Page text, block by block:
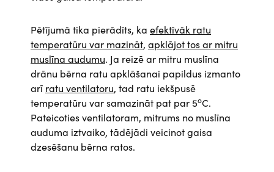
Pētījumā tika pierādīts, ka efektīvāk ratu
temperatūru var mazināt, apklājot tos ar mitru
muslīna audumu. Ja reizē ar mitru muslīna
drānu bērna ratu apklāšanai papildus izmanto
arī ratu ventilatoru, tad ratu iekšpusē
temperatūru var samazināt pat par 5oC.
Pateicoties ventilatoram, mitrums no muslīna
auduma iztvaiko, tādējādi veicinot gaisa
dzesēšanu bērna ratos.